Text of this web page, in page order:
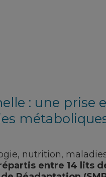
: une prise
nutrition,
entre 14 lits